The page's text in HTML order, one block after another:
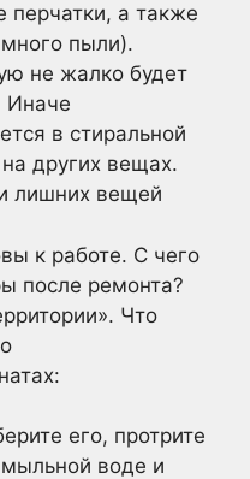
перчатки, а также
пыли).
не жалко будет
Иначе
в стиральной
других вещах.
лишних вещей
к работе. С чего
после ремонта?
Что
его, протрите
воде и